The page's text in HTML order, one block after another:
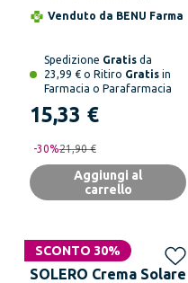
Bambini
Venduto da BENU Farma
Spedizione Gratis da
23,99 € o Ritiro Gratis in
Farmacia o Parafarmacia
15,33 €
-30%21,90 €
Aggiungi al
carrello
SCONTO 30%
SOLERO Crema Solare